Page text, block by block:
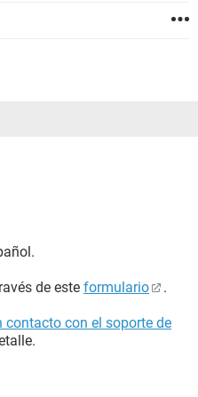
de este formulario .
contacto con el soporte de